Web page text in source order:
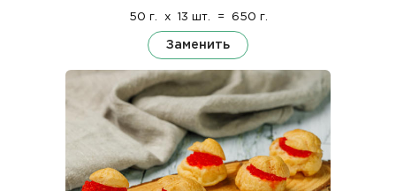
50 г. x 13 шт. = 650 г.
Заменить